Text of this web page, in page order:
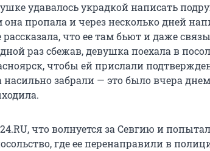
удавалось украдкой написать
она пропала и через несколько дней
что ее там бьют и даже
раз сбежав, девушка поехала в
чтобы ей прислали
забрали — это было вчера
что волнуется за Севгию и
где ее перенаправили в